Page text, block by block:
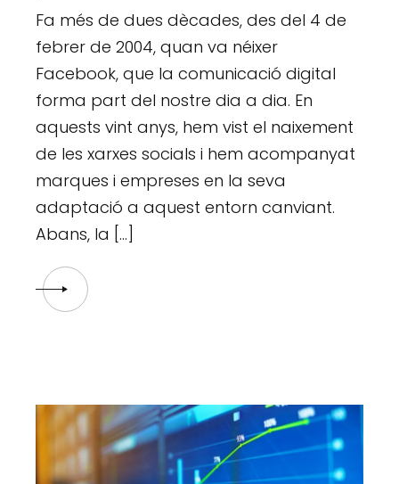
Fa més de dues dècades, des del 4 de
febrer de 2004, quan va néixer
Facebook, que la comunicació digital
forma part del nostre dia a dia. En
aquests vint anys, hem vist el naixement
de les xarxes socials i hem acompanyat
marques i empreses en la seva
adaptació a aquest entorn canviant.
Abans, la […]